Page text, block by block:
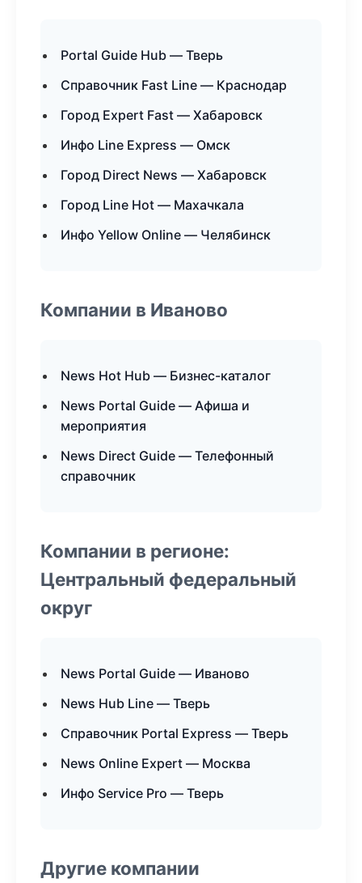
Portal Guide Hub — Тверь
Справочник Fast Line — Краснодар
Город Expert Fast — Хабаровск
Инфо Line Express — Омск
Город Direct News — Хабаровск
Город Line Hot — Махачкала
Инфо Yellow Online — Челябинск
Компании в Иваново
News Hot Hub — Бизнес-каталог
News Portal Guide — Афиша и
мероприятия
News Direct Guide — Телефонный
справочник
Компании в регионе:
Центральный федеральный
округ
News Portal Guide — Иваново
News Hub Line — Тверь
Справочник Portal Express — Тверь
News Online Expert — Москва
Инфо Service Pro — Тверь
Другие компании